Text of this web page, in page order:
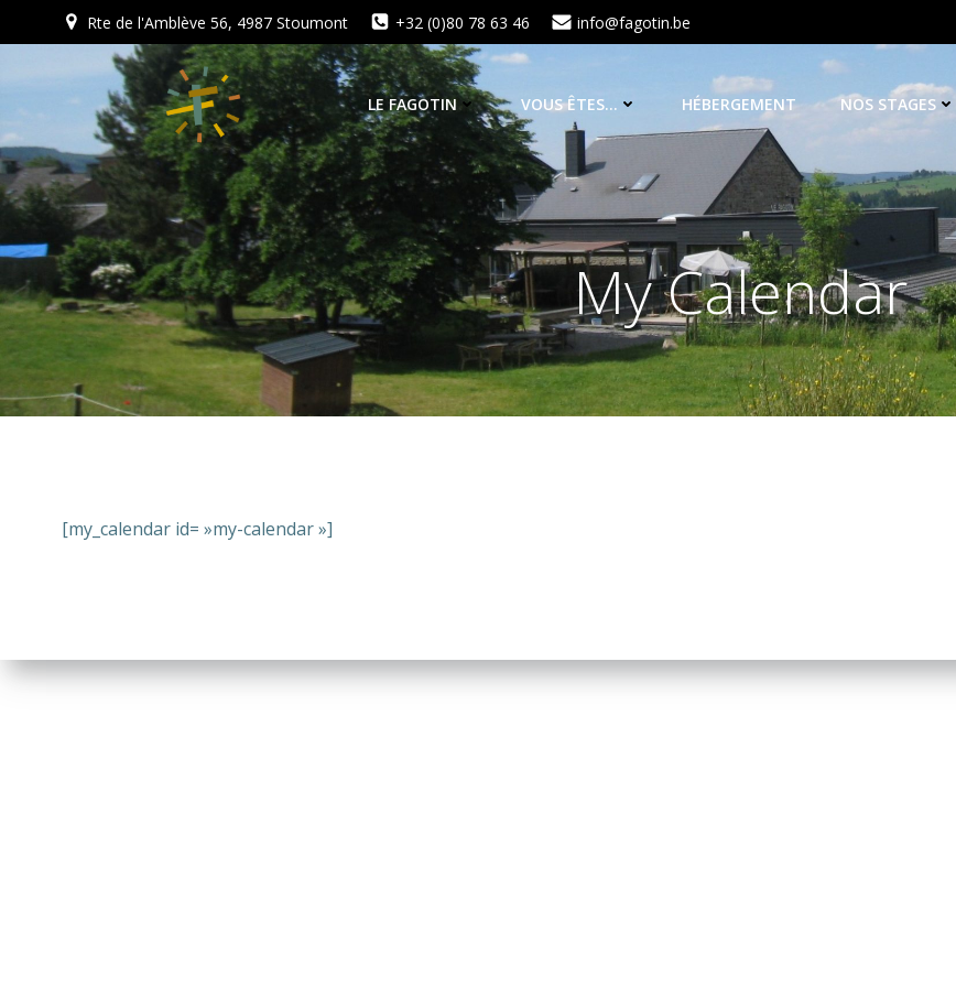
au
Rte de l'Amblève 56, 4987 Stoumont +32 (0)80 78 63 46 info@fagotin.be
LE FAGOTIN VOUS ÊTES… HÉBERGEMENT NOS STAGES
My Calendar
[my_calendar id= »my-calendar »]